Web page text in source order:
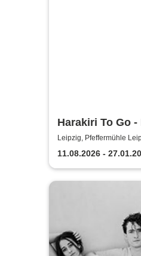
Harakiri To Go
Pfeffermühle
Leipzig, Pfeffermühle
11.08.2026 -